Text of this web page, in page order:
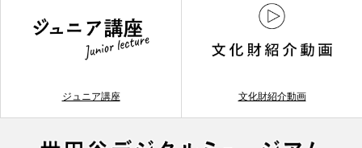
ジュニア講座 文化財紹介動画